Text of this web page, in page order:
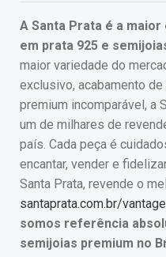
A Santa Prata é a
em prata 925 e
maior variedade do
exclusivo, acabamento
premium incomparável, a
um de milhares de
país. Cada peça é
encantar, vender e
Santa Prata, revende o
santaprata.com.br/
somos referência
semijoias premium no